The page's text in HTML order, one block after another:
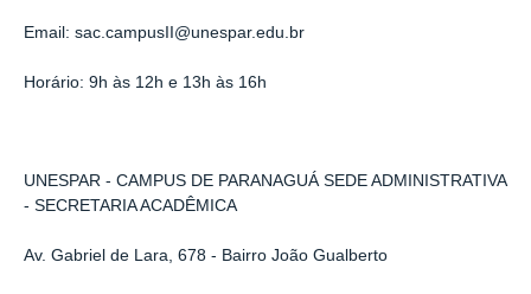
Email: sac.campusII@unespar.edu.br
Horário: 9h às 12h e 13h às 16h
UNESPAR - CAMPUS DE PARANAGUÁ SEDE ADMINISTRATIVA
- SECRETARIA ACADÊMICA
Av. Gabriel de Lara, 678 - Bairro João Gualberto